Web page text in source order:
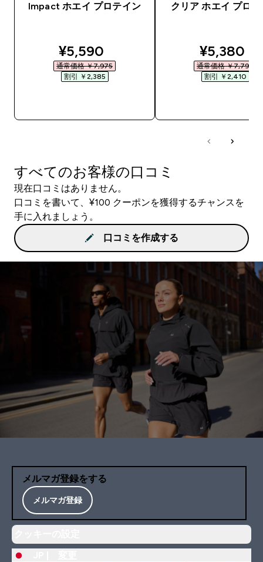
Impact ホエイ プロテイン
discounted price
¥5,590‎
通常価格 ￥7,975‎
割引 ￥2,385‎
クリア ホエイ プロ
¥5,380‎
通常価格 ￥7,790‎
割引 ￥2,410‎
すべてのお客様の口コミ
現在口コミはありません。
口コミを書いて、¥100 クーポンを獲得するチャンスを
手に入れましょう。
口コミを作成する
メルマガ登録をする
メルマガ登録